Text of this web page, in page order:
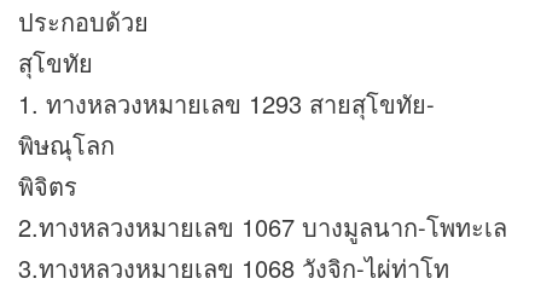
ประกอบด้วย
สุโขทัย
1. ทางหลวงหมายเลข 1293 สายสุโขทัย-
พิษณุโลก
พิจิตร
2.ทางหลวงหมายเลข 1067 บางมูลนาก-โพทะเล
3.ทางหลวงหมายเลข 1068 วังจิก-ไผ่ท่าโท